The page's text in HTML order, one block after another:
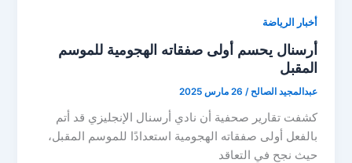
أخبار الرياضة
أرسنال يحسم أولى صفقاته الهجومية للموسم
المقبل
عبدالمجيد الصالح/ 26 مارس 2025
كشفت تقارير صحفية أن نادي أرسنال الإنجليزي قد أتم
بالفعل أولى صفقاته الهجومية استعدادًا للموسم المقبل،
حيث نجح في التعاقد